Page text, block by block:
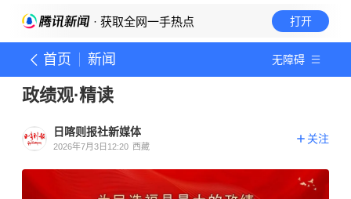
· 获取全网一手热点 打开
首页 新闻 无障碍
政绩观·精读
日喀则报社新媒体
2026年7月3日12:20 西藏
关注